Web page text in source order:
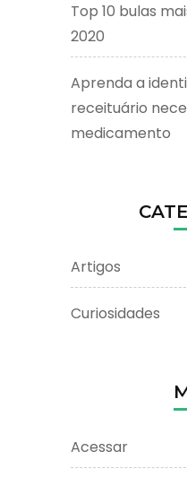
Top 10 bulas
2020
Aprenda a
receituário
medicamento
Artigos
Curiosidades
Acessar